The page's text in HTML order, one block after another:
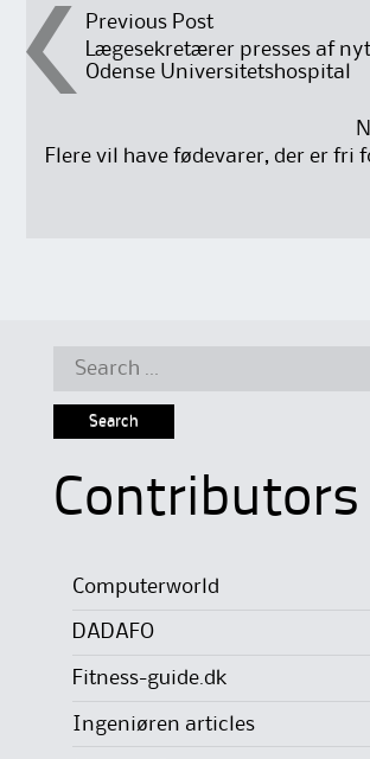
Post
navigation
Previous Post
Lægesekretærer presses af
Odense Universitetshospital
Flere vil have fødevarer, der er fri
Search
Contributors
Computerworld
DADAFO
Fitness-guide.dk
Ingeniøren articles